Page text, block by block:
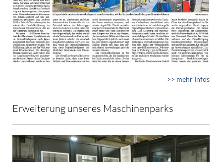
>> mehr Infos
Erweiterung unseres Maschinenparks